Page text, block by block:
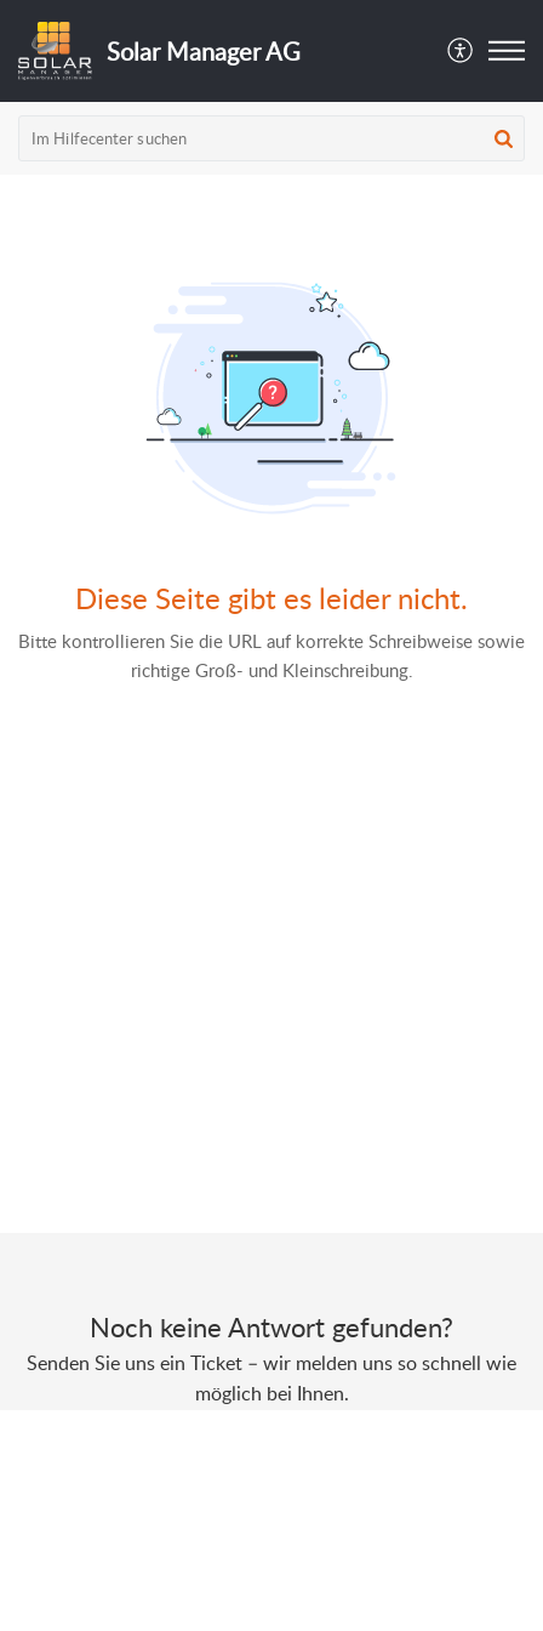
Solar Manager AG
Diese Seite gibt es leider nicht.
Bitte kontrollieren Sie die URL auf korrekte Schreibweise sowie
richtige Groß- und Kleinschreibung.
Noch keine Antwort gefunden?
Senden Sie uns ein Ticket – wir melden uns so schnell wie
möglich bei Ihnen.